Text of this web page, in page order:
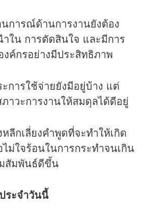
รณ์ด้านการงานยังต้อง
ใน การตัดสินใจ และมีการ
ค์กรอย่างมีประสิทธิภาพ
รใช้จ่ายยังมีอยู่บ้าง แต่
าวะการงานให้สมดุลได้ดีอยู่
เลี่ยงคำพูดที่จะทำให้เกิด
ม่ใจร้อนในการกระทำจนเกิน
สัมพันธ์ดีขึ้น
ประจำวันนี้